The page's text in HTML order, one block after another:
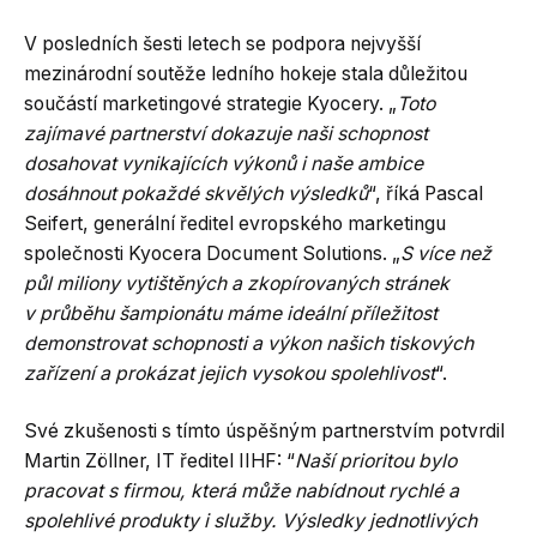
V posledních šesti letech se podpora nejvyšší
mezinárodní soutěže ledního hokeje stala důležitou
součástí marketingové strategie Kyocery. „ Toto
zajímavé partnerství dokazuje naši schopnost
dosahovat vynikajících výkonů i naše ambice
dosáhnout pokaždé skvělých výsledků“, říká Pascal
Seifert, generální ředitel evropského marketingu
společnosti Kyocera Document Solutions. „S více než
půl miliony vytištěných a zkopírovaných stránek
v průběhu šampionátu máme ideální příležitost
demonstrovat schopnosti a výkon našich tiskových
zařízení a prokázat jejich vysokou spolehlivost“.
Své zkušenosti s tímto úspěšným partnerstvím potvrdil
Martin Zöllner, IT ředitel IIHF: “Naší prioritou bylo
pracovat s firmou, která může nabídnout rychlé a
spolehlivé produkty i služby. Výsledky jednotlivých